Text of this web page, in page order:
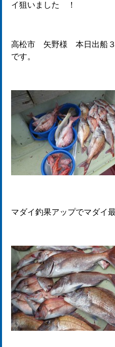
イ狙いました ！
高松市 矢野様 本日出船３
です。
マダイ釣果アップでマダイ